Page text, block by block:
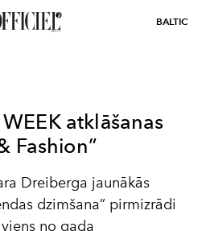
BALTIC
atklāšanas
Fashion”
Dreiberga jaunākās
dzimšana” pirmizrādi
no gada